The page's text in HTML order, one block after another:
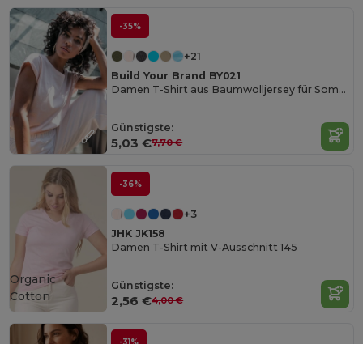
-35%
+21
Build Your Brand BY021
Damen T-Shirt aus Baumwolljersey für Sommer
Günstigste:
5,03 €7,70 €
-36%
+3
JHK JK158
Damen T-Shirt mit V-Ausschnitt 145
Günstigste:
2,56 €4,00 €
Organic
Cotton